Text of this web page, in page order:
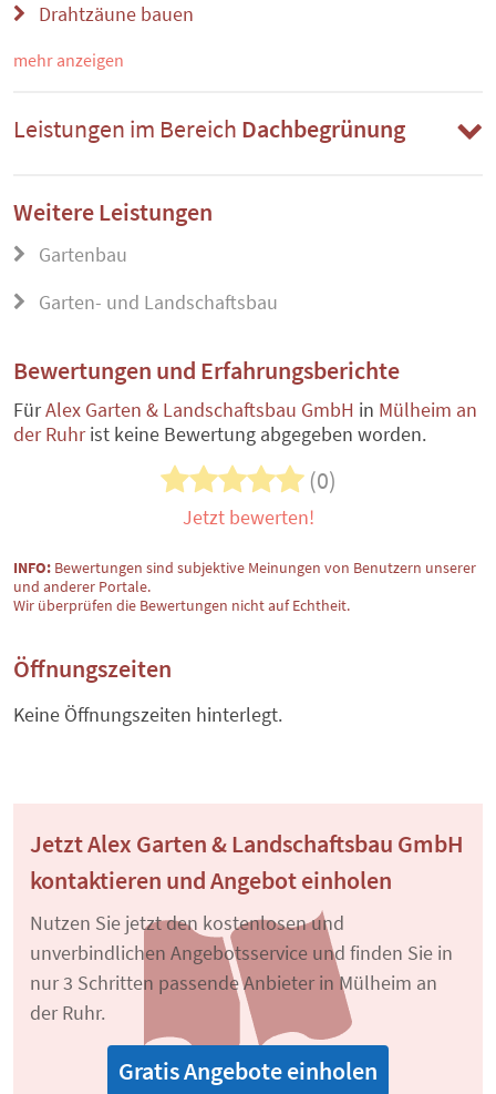
Drahtzäune bauen
mehr anzeigen
Leistungen im Bereich Dachbegrünung
Weitere Leistungen
Gartenbau
Garten- und Landschaftsbau
Bewertungen und Erfahrungsberichte
FürAlex Garten & Landschaftsbau GmbH in Mülheim an
der Ruhrist keine Bewertung abgegeben worden.
(0)
Jetzt bewerten!
INFO: Bewertungen sind subjektive Meinungen von Benutzern unserer
und anderer Portale.
Wir überprüfen die Bewertungen nicht auf Echtheit.
Öffnungszeiten
Keine Öffnungszeiten hinterlegt.
Jetzt Alex Garten & Landschaftsbau GmbH
kontaktieren und Angebot einholen
Nutzen Sie jetzt den kostenlosen und
unverbindlichen Angebotsservice und finden Sie in
nur 3 Schritten passende Anbieter in Mülheim an
der Ruhr.
Gratis Angebote einholen